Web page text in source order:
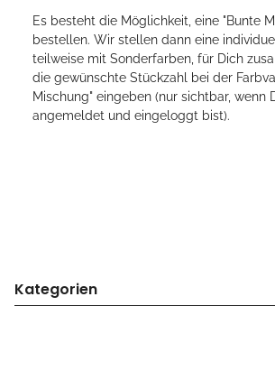
Es besteht die Möglichkeit, eine "Bunte
bestellen. Wir stellen dann eine
teilweise mit Sonderfarben, für Dich
die gewünschte Stückzahl bei der
Mischung" eingeben (nur sichtbar, wenn
angemeldet und eingeloggt bist).
Kategorien